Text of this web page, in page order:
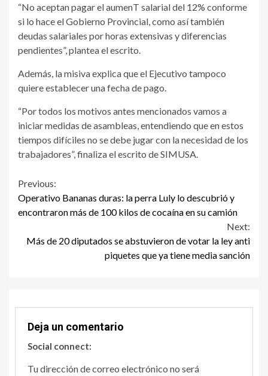
“No aceptan pagar el aumenT salarial del 12% conforme
si lo hace el Gobierno Provincial, como así también
deudas salariales por horas extensivas y diferencias
pendientes”, plantea el escrito.
Además, la misiva explica que el Ejecutivo tampoco
quiere establecer una fecha de pago.
“Por todos los motivos antes mencionados vamos a
iniciar medidas de asambleas, entendiendo que en estos
tiempos difíciles no se debe jugar con la necesidad de los
trabajadores”, finaliza el escrito de SIMUSA.
Continue
Reading
Previous:
Operativo Bananas duras: la perra Luly lo descubrió y
encontraron más de 100 kilos de cocaína en su camión
Next:
Más de 20 diputados se abstuvieron de votar la ley anti
piquetes que ya tiene media sanción
Deja un comentario
Social connect:
Tu dirección de correo electrónico no será